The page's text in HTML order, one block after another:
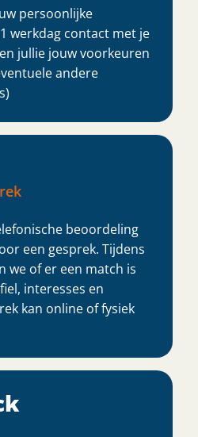
persoonlijke
werkdag contact met je
jullie jouw voorkeuren
andere
beoordeling
een gesprek. Tijdens
we of er een match is
interesses en
kan online of fysiek